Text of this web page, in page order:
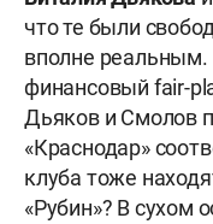
что те были
вполне реальным.
финансовый fair-
Дьяков и Смолов
«Краснодар»
клуба тоже
«Рубин»? В сухом